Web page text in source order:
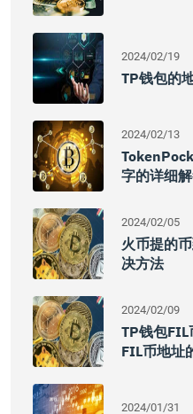
2024/02/19
TP钱包的
2024/02/13
字的详细
2024/02/05
火币提的
决方法
2024/02/09
TP钱包FIL
FIL币地址
2024/01/31